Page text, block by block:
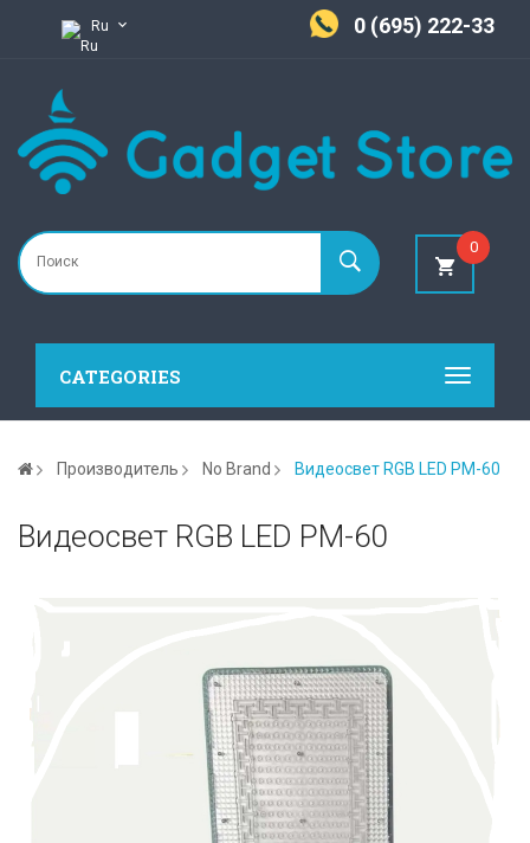
Ru 0 (695) 222-33
0
CATEGORIES
Производитель No Brand Видеосвет RGB LED PM-60
Видеосвет RGB LED PM-60